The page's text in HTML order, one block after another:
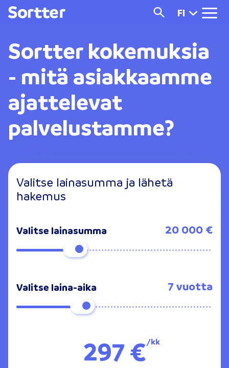
FI
Sortter kokemuksia
- mitä asiakkaamme
ajattelevat
palvelustamme?
Valitse lainasumma ja lähetä
hakemus
Valitse lainasumma 20 000 €
Valitse laina-aika 7 vuotta
297 €/kk